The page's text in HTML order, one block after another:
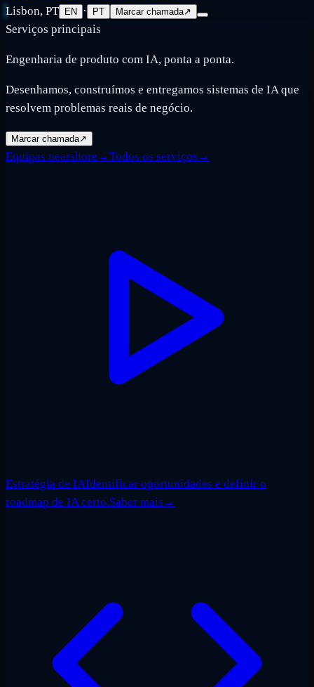
Lisbon, PT
EN · PT Marcar chamada↗
Serviços principais
Engenharia de produto com IA, ponta a ponta.
Desenhamos, construímos e entregamos sistemas de IA que
resolvem problemas reais de negócio.
Marcar chamada↗
Equipas nearshore →Todos os serviços →
Estratégia de IAIdentificar oportunidades e definir o
roadmap de IA certo.Saber mais →